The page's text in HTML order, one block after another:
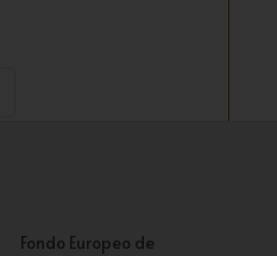
Fondo Europeo de